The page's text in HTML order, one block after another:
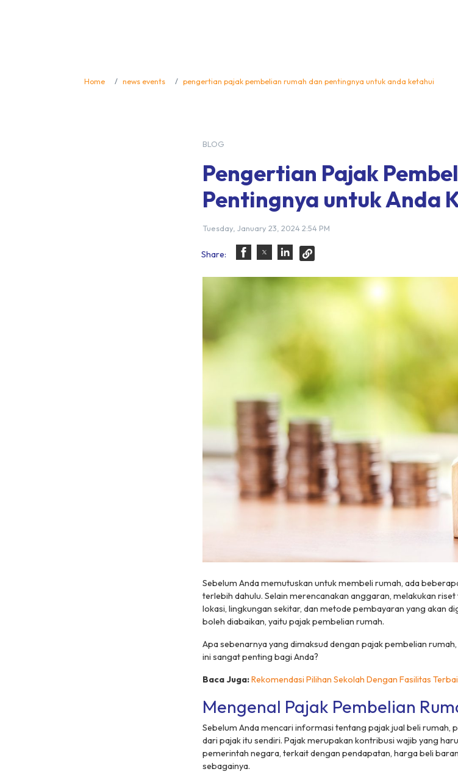
Home news events pengertian pajak pembelian rumah dan pentingnya untuk anda ketahui
BLOG
Pengertian Pajak
Pentingnya untuk Anda
Tuesday, January 23, 2024 2:54 PM
Share:
Sebelum Anda memutuskan untuk membeli rumah, ada
terlebih dahulu. Selain merencanakan anggaran, melakukan
lokasi, lingkungan sekitar, dan metode pembayaran yang akan
boleh diabaikan, yaitu pajak pembelian rumah.
Apa sebenarnya yang dimaksud dengan pajak pembelian
ini sangat penting bagi Anda?
Baca Juga:Rekomendasi Pilihan Sekolah Dengan Fasilitas
Mengenal Pajak Pembelian
Sebelum Anda mencari informasi tentang pajak jual beli rumah,
dari pajak itu sendiri. Pajak merupakan kontribusi wajib yang
pemerintah negara, terkait dengan pendapatan, harga beli
sebagainya.